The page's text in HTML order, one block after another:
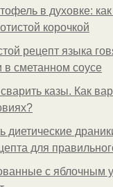
в духовке: как
корочкой
рецепт языка
сметанном соусе
казы. Как
диетические
для
с яблочным